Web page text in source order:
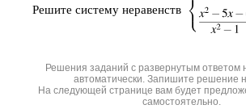
Ре­ши­те си­сте­му не­ра­венств
Решения заданий с развернутым ответом
автоматически. Запишите решение
На следующей странице вам будет
самостоятельно.